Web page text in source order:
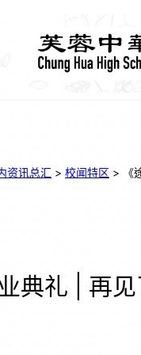
资讯总汇 > 校闻特区 >
典礼 | 再